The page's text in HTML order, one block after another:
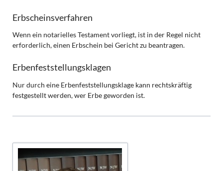
Erbscheinsverfahren
Wenn ein notarielles Testament vorliegt, ist in der Regel nicht
erforderlich, einen Erbschein bei Gericht zu beantragen.
Erbenfeststellungsklagen
Nur durch eine Erbenfeststellungsklage kann rechtskräftig
festgestellt werden, wer Erbe geworden ist.